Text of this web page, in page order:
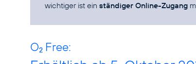
wichtiger ist ein ständiger Online-Zugang
O2 Free: